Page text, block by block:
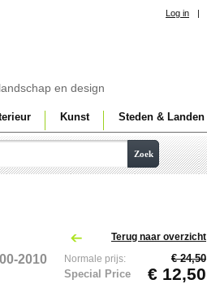
en design
Log in |
Kunst Steden & Landen
Zoek
Terug naar overzicht
Normale prijs:
€ 24,50
Special Price
€ 12,50
2010